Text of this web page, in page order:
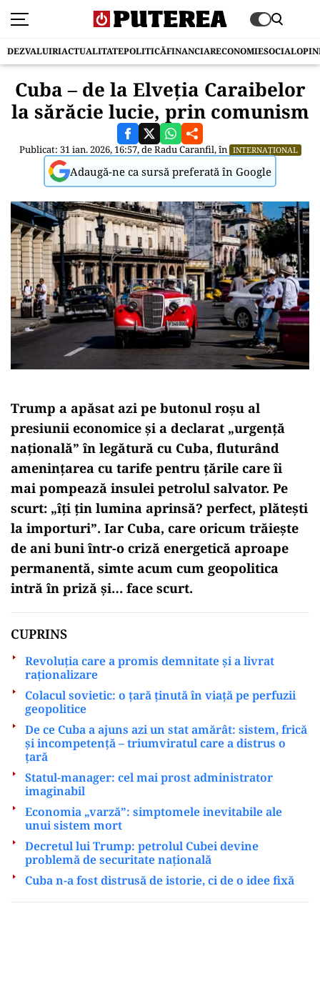
DEZVALUIRIACTUALITATEPOLITICĂFINANCIARECONOMIESOCIAL
Cuba – de la Elveția Caraibelor
la sărăcie lucie, prin comunism
Publicat: 31 ian. 2026, 16:57, deRadu Caranfil, în INTERNAȚIONAL
Adaugă-ne ca sursă preferată în Google
Trump a apăsat azi pe butonul roșu al
presiunii economice și a declarat „urgență
națională” în legătură cu Cuba, fluturând
amenințarea cu tarife pentru țările care îi
mai pompează insulei petrolul salvator. Pe
scurt: „îți țin lumina aprinsă? perfect, plătești
la importuri”. Iar Cuba, care oricum trăiește
de ani buni într-o criză energetică aproape
permanentă, simte acum cum geopolitica
intră în priză și… face scurt.
CUPRINS
Revoluția care a promis demnitate și a livrat
raționalizare
Colacul sovietic: o țară ținută în viață pe perfuzii
geopolitice
De ce Cuba a ajuns azi un stat amărât: sistem, frică
și incompetență – triumviratul care a distrus o
țară
Statul-manager: cel mai prost administrator
imaginabil
Economia „varză”: simptomele inevitabile ale
unui sistem mort
Decretul lui Trump: petrolul Cubei devine
problemă de securitate națională
Cuba n-a fost distrusă de istorie, ci de o idee fixă